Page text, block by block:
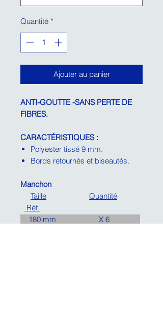
Quantité *
Ajouter au panier
ANTI-GOUTTE -SANS PERTE DE
FIBRES.
CARACTÉRISTIQUES :
Polyester tissé 9 mm.
Bords retournés et biseautés.
Manchon
Taille
Quantité
Réf.
180 mm X 6